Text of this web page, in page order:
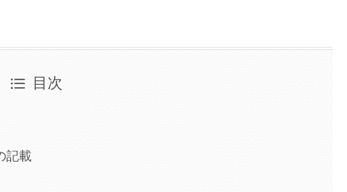
目次
記載